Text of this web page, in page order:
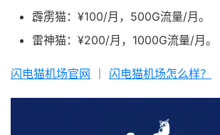
霹雳猫：¥100/月，500G流量/月。
雷神猫：¥200/月，1000G流量/月。
闪电猫机场官网 闪电猫机场怎么样？